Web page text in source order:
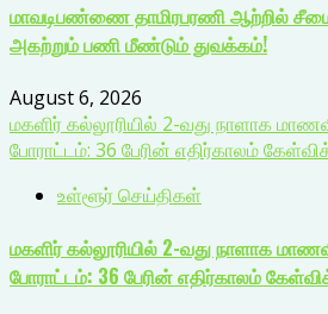
மாவடிபண்ணை தாமிரபரணி ஆற்றில்
அகற்றும் பணி மீண்டும் துவக்கம்!
August 6, 2026
மகளிர் கல்லூரியில் 2-வது நாளாக
போராட்டம்: 36 பேரின் எதிர்காலம்
உள்ளூர் செய்திகள்
மகளிர் கல்லூரியில் 2-வது நாளாக
போராட்டம்: 36 பேரின் எதிர்காலம்